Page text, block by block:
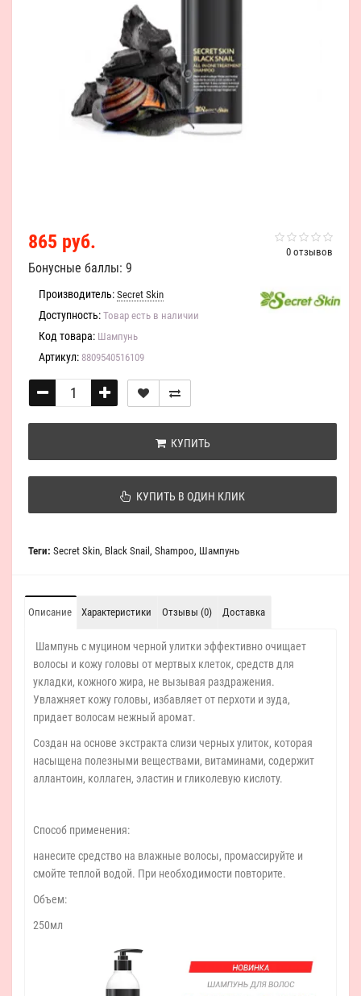
0 отзывов
865 руб.
Бонусные баллы: 9
Производитель: Secret Skin
Доступность: Товар есть в наличии
Код товара: Шампунь
Артикул: 8809540516109
КУПИТЬ
КУПИТЬ В ОДИН КЛИК
Теги: Secret Skin, Black Snail , Shampoo, Шампунь
Описание Характеристики Отзывы (0) Доставка
Шампунь с муцином черной улитки эффективно очищает
волосы и кожу головы от мертвых клеток, средств для
укладки, кожного жира, не вызывая раздражения.
Увлажняет кожу головы, избавляет от перхоти и зуда,
придает волосам нежный аромат.
Создан на основе экстракта слизи черных улиток, которая
насыщена полезными веществами, витаминами, содержит
аллантоин, коллаген, эластин и гликолевую кислоту.
Способ применения:
нанесите средство на влажные волосы, промассируйте и
смойте теплой водой. При необходимости повторите.
Объем:
250мл